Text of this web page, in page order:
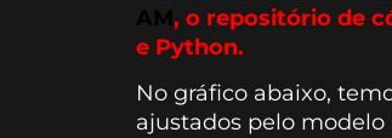
AM, o repositório de
e Python.
No gráfico abaixo,
ajustados pelo